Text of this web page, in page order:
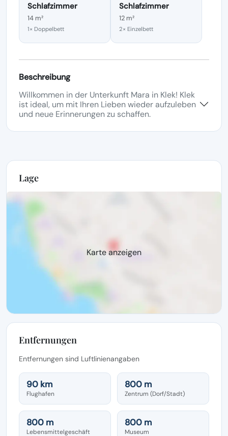
Schlafzimmer
14 m²
1× Doppelbett
Schlafzimmer
12 m²
2× Einzelbett
Beschreibung
Willkommen in der Unterkunft Mara in Klek! Klek
ist ideal, um mit Ihren Lieben wieder aufzuleben
und neue Erinnerungen zu schaffen.
Lage
Karte anzeigen
Entfernungen
Entfernungen sind Luftlinienangaben
90 km
Flughafen
800 m
Zentrum (Dorf/Stadt)
800 m
Lebensmittelgeschäft
800 m
Museum